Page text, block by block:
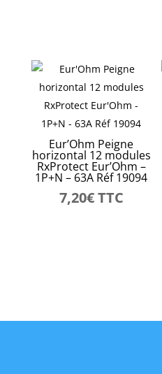
Eur’Ohm Peigne
horizontal 12 modules
RxProtect Eur’Ohm –
1P+N – 63A Réf 19094
7,20€TTC